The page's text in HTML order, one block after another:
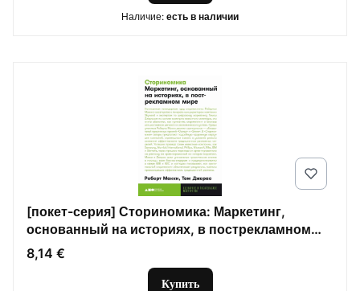
Наличие: есть в наличии
[покет-серия] Сториномика: Маркетинг,
основанный на историях, в пострекламном
мире
Цена
8,14 €
Купить